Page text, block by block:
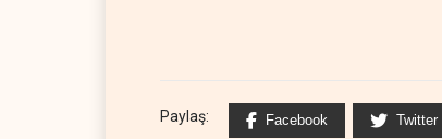
Paylaş: Facebook Twitter